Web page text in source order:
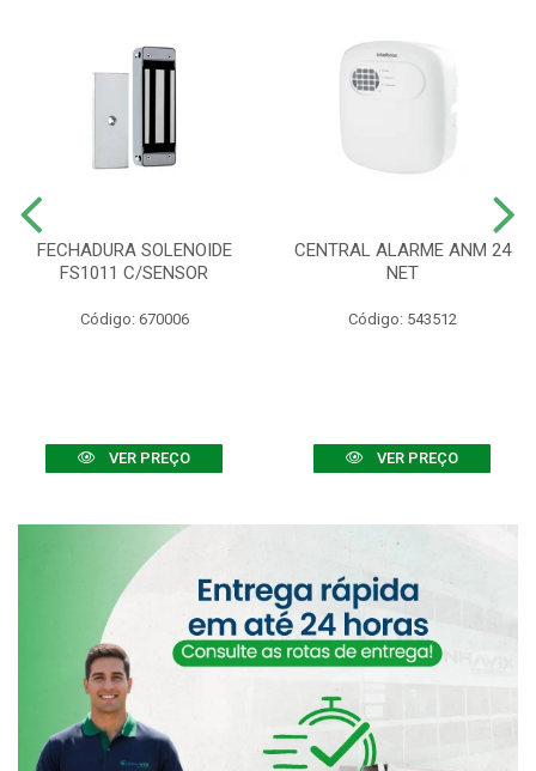
FECHADURA SOLENOIDE
FS1011 C/SENSOR
Código: 670006
VER PREÇO
CENTRAL ALARME ANM 24
NET
Código: 543512
VER PREÇO